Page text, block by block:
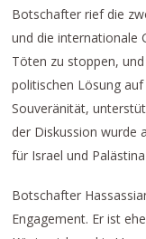
Botschafter rief die
und die internationale
Töten zu stoppen,
politischen Lösung
Souveränität,
der Diskussion wurde
für Israel und
Botschafter
Engagement. Er ist